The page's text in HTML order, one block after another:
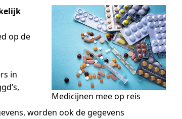
Medicijnen mee op reis
op de
in
worden ook de gegevens